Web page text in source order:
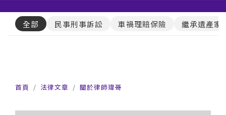
全部 民事刑事訴訟 車禍理賠保險 繼承遺產家
首頁 法律文章 關於律師瑋哥